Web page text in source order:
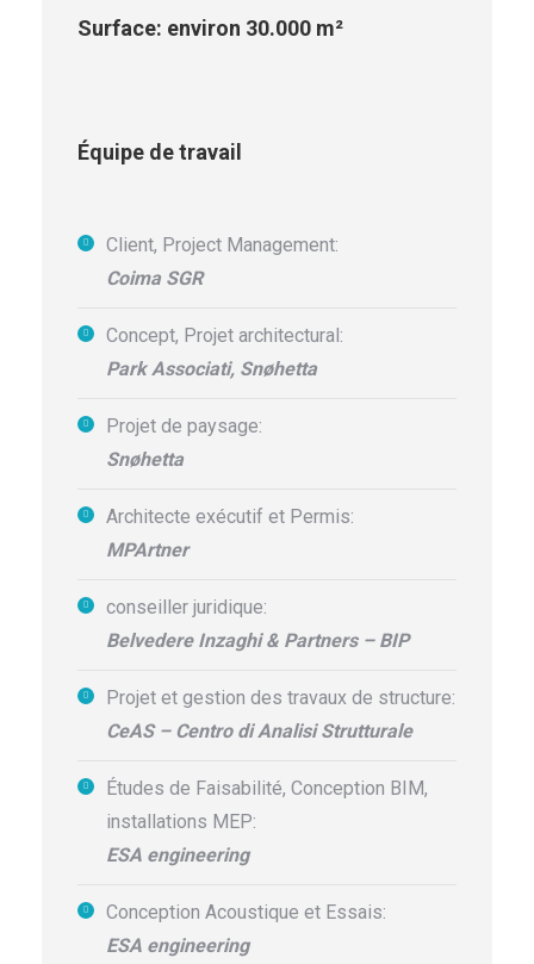
Surface: environ 30.000 m²
Équipe de travail
Client, Project Management:
Coima SGR
Concept, Projet architectural:
Park Associati, Snøhetta
Projet de paysage:
Snøhetta
Architecte exécutif et Permis:
MPArtner
conseiller juridique:
Belvedere Inzaghi & Partners – BIP
Projet et gestion des travaux de structure:
CeAS – Centro di Analisi Strutturale
Études de Faisabilité, Conception BIM,
installations MEP:
ESA engineering
Conception Acoustique et Essais:
ESA engineering